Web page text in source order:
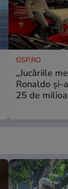
GSP.RO
„Jucăriile
Ronaldo și-
25 de